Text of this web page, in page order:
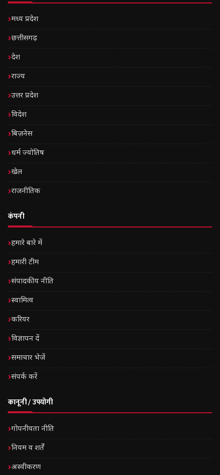
मध्य प्रदेश
छत्तीसगढ़
देश
राज्य
उत्तर प्रदेश
विदेश
बिज़नेस
धर्म ज्योतिष
खेल
राजनीतिक
कंपनी
हमारे बारे में
हमारी टीम
संपादकीय नीति
स्वामित्व
करियर
विज्ञापन दें
समाचार भेजें
संपर्क करें
कानूनी / उपयोगी
गोपनीयता नीति
नियम व शर्तें
अस्वीकरण